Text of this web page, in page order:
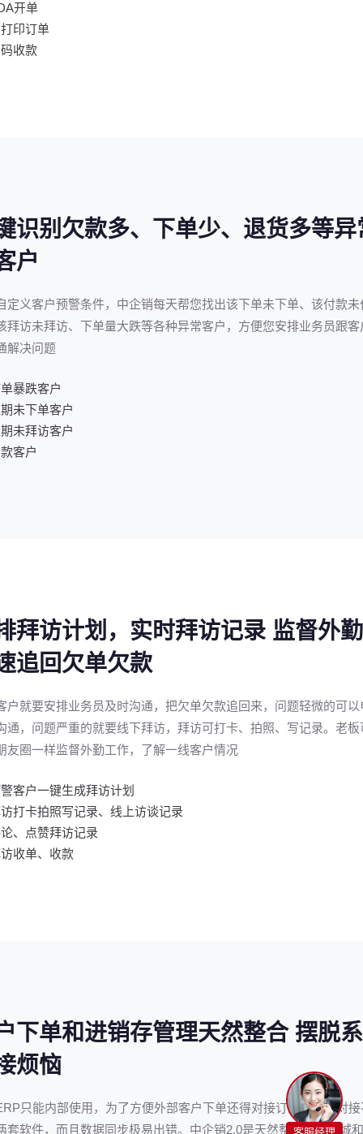
开单
印订单
收款
识别欠款多、下单少、退货多等异
户
定义客户预警条件，中企销每天帮您找出该下单未下单、该付款未
拜访未拜访、下单量大跌等各种异常客户，方便您安排业务员跟客
解决问题
暴跌客户
未下单客户
未拜访客户
客户
拜访计划，实时拜访记录 监督外
追回欠单欠款
户就要安排业务员及时沟通，把欠单欠款追回来，问题轻微的可以
通，问题严重的就要线下拜访，拜访可打卡、拍照、写记录。老板
友圈一样监督外勤工作，了解一线客户情况
客户一键生成拜访计划
打卡拍照写记录、线上访谈记录
、点赞拜访记录
收单、收款
下单和进销存管理天然整合 摆脱
烦恼
只能内部使用，为了方便外部客户下单还得对接订货商城，对
套软件，而且数据同步极易出错。中企销2.0是天然整合订货商城
客服经理